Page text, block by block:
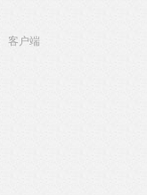
客户端